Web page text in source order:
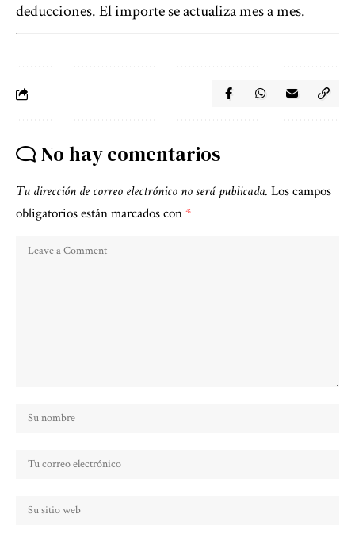
deducciones. El importe se actualiza mes a mes.
No hay comentarios
Tu dirección de correo electrónico no será publicada. Los campos
obligatorios están marcados con*